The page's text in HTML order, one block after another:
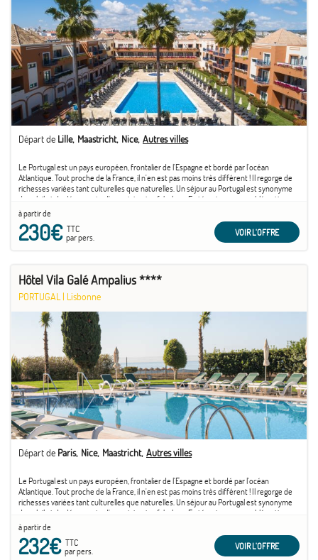
Départ de Lille Maastricht Nice Autres villes
Le Portugal est un pays européen, frontalier de l'Espagne et bordé par l'océan
Atlantique. Tout proche de la France, il n'en est pas moins très différent ! Il regorge de
richesses variées tant culturelles que naturelles. Un séjour au Portugal est synonyme
de soleil et de découverte d'un patrimoine fabuleux. En témoigne son emblématique
capitale ...
à partir de
230€TTC
par pers.
VOIR L'OFFRE
Hôtel Vila Galé Ampalius ****
PORTUGAL | Lisbonne
Départ de Paris Nice Maastricht Autres villes
Le Portugal est un pays européen, frontalier de l'Espagne et bordé par l'océan
Atlantique. Tout proche de la France, il n'en est pas moins très différent ! Il regorge de
richesses variées tant culturelles que naturelles. Un séjour au Portugal est synonyme
de soleil et de découverte d'un patrimoine fabuleux. En témoigne son emblématique
capitale ...
à partir de
232€TTC
par pers.
VOIR L'OFFRE